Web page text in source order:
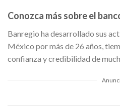
Conozca más sobre el
Banregio ha desarrollado sus
México por más de 26 años,
confianza y credibilidad de